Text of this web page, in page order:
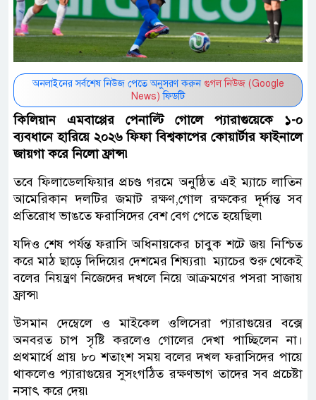
অনলাইনের সর্বশেষ নিউজ পেতে অনুসরণ করুন গুগল নিউজ (Google
News) ফিডটি
কিলিয়ান এমবাপ্পের পেনাল্টি গোলে প্যারাগুয়েকে ১-০
ব্যবধানে হারিয়ে ২০২৬ ফিফা বিশ্বকাপের কোয়ার্টার ফাইনালে
জায়গা করে নিলো ফ্রান্স৷
তবে ফিলাডেলফিয়ার প্রচণ্ড গরমে অনুষ্ঠিত এই ম্যাচে লাতিন
আমেরিকান দলটির জমাট রক্ষণ,গোল রক্ষকের দূর্দান্ত সব
প্রতিরোধ ভাঙতে ফরাসিদের বেশ বেগ পেতে হয়েছিল৷
যদিও শেষ পর্যন্ত ফরাসি অধিনায়কের চাবুক শটে জয় নিশ্চিত
করে মাঠ ছাড়ে দিদিয়ের দেশমের শিষ্যরা৷ ম্যাচের শুরু থেকেই
বলের নিয়ন্ত্রণ নিজেদের দখলে নিয়ে আক্রমণের পসরা সাজায়
ফ্রান্স৷
উসমান দেম্বেলে ও মাইকেল ওলিসেরা প্যারাগুয়ের বক্সে
অনবরত চাপ সৃষ্টি করলেও গোলের দেখা পাচ্ছিলেন না।
প্রথমার্ধে প্রায় ৮০ শতাংশ সময় বলের দখল ফরাসিদের পায়ে
থাকলেও প্যারাগুয়ের সুসংগঠিত রক্ষণভাগ তাদের সব প্রচেষ্টা
নসাৎ করে দেয়৷